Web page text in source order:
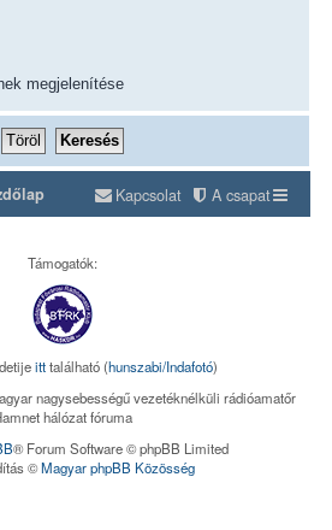
megjelenítése
A csapat
Kapcsolat
Támogatók:
itttalálható (hunszabi/Indafotó)
nagysebességű vezetéknélküli rádióamatőr
hálózat fóruma
® Forum Software © phpBB Limited
©Magyar phpBB Közösség